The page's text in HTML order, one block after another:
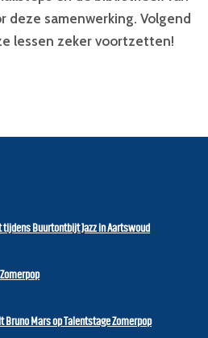
deze samenwerking. Volgend
lessen zeker voortzetten!
Buurtontbijt Jazz in Aartswoud
Bruno Mars op Talentstage Zomerpop